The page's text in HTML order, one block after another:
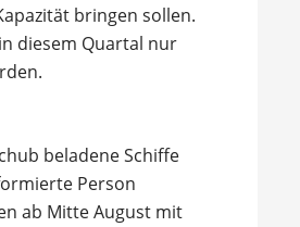
bringen sollen.
diesem Quartal nur
beladene Schiffe
Person
ab Mitte August mit